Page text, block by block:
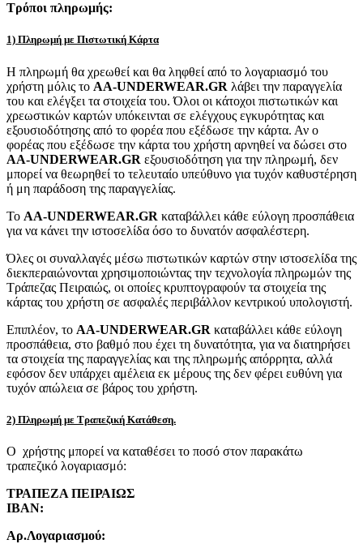
Τρόποι πληρωμής:
1) Πληρωμή με Πιστωτική Κάρτα
Η πληρωμή θα χρεωθεί και θα ληφθεί από το λογαριασμό του
χρήστη μόλις το AA-UNDERWEAR.GR λάβει την παραγγελία
του και ελέγξει τα στοιχεία του. Όλοι οι κάτοχοι πιστωτικών και
χρεωστικών καρτών υπόκεινται σε ελέγχους εγκυρότητας και
εξουσιοδότησης από το φορέα που εξέδωσε την κάρτα. Αν ο
φορέας που εξέδωσε την κάρτα του χρήστη αρνηθεί να δώσει στο
AA-UNDERWEAR.GR εξουσιοδότηση για την πληρωμή, δεν
μπορεί να θεωρηθεί το τελευταίο υπεύθυνο για τυχόν καθυστέρηση
ή μη παράδοση της παραγγελίας.
Το AA-UNDERWEAR.GR καταβάλλει κάθε εύλογη προσπάθεια
για να κάνει την ιστοσελίδα όσο το δυνατόν ασφαλέστερη.
Όλες οι συναλλαγές μέσω πιστωτικών καρτών στην ιστοσελίδα της
διεκπεραιώνονται χρησιμοποιώντας την τεχνολογία πληρωμών της
Τράπεζας Πειραιώς, οι οποίες κρυπτογραφούν τα στοιχεία της
κάρτας του χρήστη σε ασφαλές περιβάλλον κεντρικού υπολογιστή.
Επιπλέον, το AA-UNDERWEAR.GR καταβάλλει κάθε εύλογη
προσπάθεια, στο βαθμό που έχει τη δυνατότητα, για να διατηρήσει
τα στοιχεία της παραγγελίας και της πληρωμής απόρρητα, αλλά
εφόσον δεν υπάρχει αμέλεια εκ μέρους της δεν φέρει ευθύνη για
τυχόν απώλεια σε βάρος του χρήστη.
2) Πληρωμή με Τραπεζική Κατάθεση.
Ο χρήστης μπορεί να καταθέσει το ποσό στον παρακάτω
τραπεζικό λογαριασμό:
ΤΡΑΠΕΖΑ ΠΕΙΡΑΙΩΣ
IBAN:
Αρ.Λογαριασμού: